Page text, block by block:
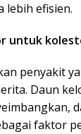
lebih efisien.
untuk
penyakit
Daun
faktor